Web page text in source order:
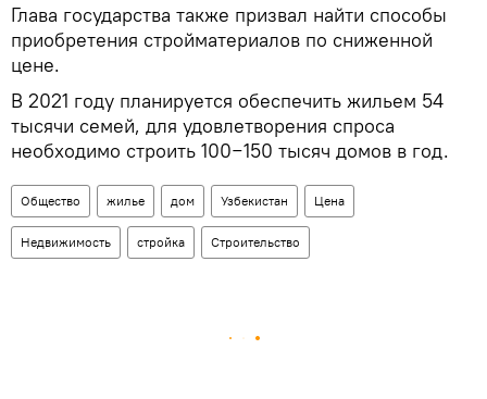
Глава государства также призвал найти способы
приобретения стройматериалов по сниженной
цене.
В 2021 году планируется обеспечить жильем 54
тысячи семей, для удовлетворения спроса
необходимо строить 100−150 тысяч домов в год.
Общество жилье дом Узбекистан Цена
Недвижимость стройка Строительство